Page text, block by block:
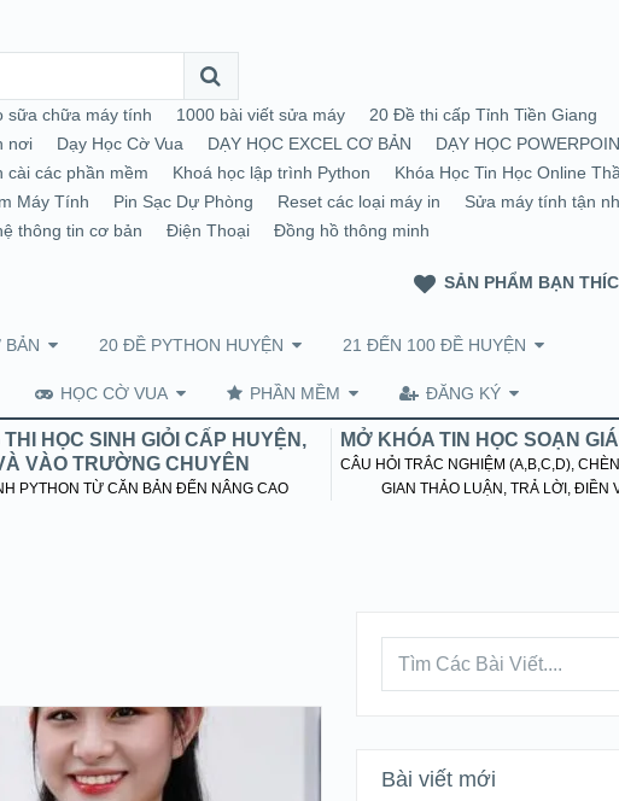
sữa chữa máy tính 1000 bài viết sửa máy
20 Đề thi cấp Tỉnh Tiền Giang
nơi Dạy Học Cờ Vua DẠY HỌC EXCEL CƠ BẢN DẠY HỌC
cài các phần mềm Khoá học lập trình Python
Khóa Học Tin Học Online
Máy Tính Pin Sạc Dự Phòng Reset các loại máy in Sửa máy tính tận
thông tin cơ bản Điện Thoại Đồng hồ thông minh
SẢN PHẨM BẠN
BẢN 20 ĐỀ PYTHON HUYỆN 21 ĐẾN 100 ĐỀ HUYỆN
HỌC CỜ VUA PHẦN MỀM ĐĂNG KÝ
HỌC SINH GIỎI CẤP HUYỆN,
VÀO TRƯỜNG CHUYÊN
PYTHON TỪ CĂN BẢN ĐẾN NÂNG CAO
MỞ KHÓA TIN HỌC SOẠN
CÂU HỎI TRẮC NGHIỆM (A,B,C,D),
GIAN THẢO LUẬN, TRẢ LỜI, ĐIỀN
Bài viết mới